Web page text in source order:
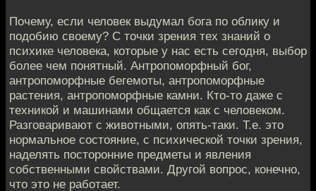
Почему, если человек выдумал бога по облику и
подобию своему? С точки зрения тех знаний о
психике человека, которые у нас есть сегодня, выбор
более чем понятный. Антропоморфный бог,
антропоморфные бегемоты, антропоморфные
растения, антропоморфные камни. Кто-то даже с
техникой и машинами общается как с человеком.
Разговаривают с животными, опять-таки. Т.е. это
нормальное состояние, с психической точки зрения,
наделять посторонние предметы и явления
собственными свойствами. Другой вопрос, конечно,
что это не работает.